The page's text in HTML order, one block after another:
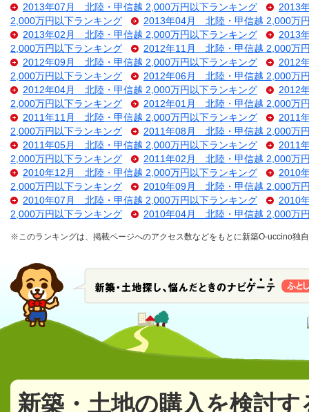
2013年07月 北陸・甲信越 2,000万円以下ランキング
2013
2,000万円以下ランキング
2013年04月 北陸・甲信越 2,000万
2013年02月 北陸・甲信越 2,000万円以下ランキング
2013
2,000万円以下ランキング
2012年11月 北陸・甲信越 2,000万
2012年09月 北陸・甲信越 2,000万円以下ランキング
2012
2,000万円以下ランキング
2012年06月 北陸・甲信越 2,000万
2012年04月 北陸・甲信越 2,000万円以下ランキング
2012
2,000万円以下ランキング
2012年01月 北陸・甲信越 2,000万
2011年11月 北陸・甲信越 2,000万円以下ランキング
2011
2,000万円以下ランキング
2011年08月 北陸・甲信越 2,000万
2011年05月 北陸・甲信越 2,000万円以下ランキング
2011
2,000万円以下ランキング
2011年02月 北陸・甲信越 2,000万
2010年12月 北陸・甲信越 2,000万円以下ランキング
2010
2,000万円以下ランキング
2010年09月 北陸・甲信越 2,000万
2010年07月 北陸・甲信越 2,000万円以下ランキング
2010
2,000万円以下ランキング
2010年04月 北陸・甲信越 2,000万
※このランキングは、掲載ページへのアクセス数などをもとに新築O-uccino独
新築・土地の購入を検討